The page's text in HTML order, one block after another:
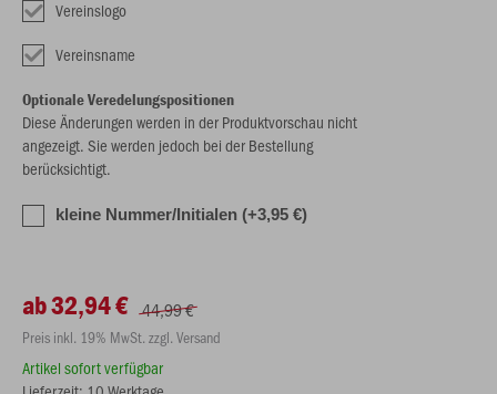
Vereinslogo
Vereinsname
Optionale Veredelungspositionen
Diese Änderungen werden in der Produktvorschau nicht
angezeigt. Sie werden jedoch bei der Bestellung
berücksichtigt.
kleine Nummer/Initialen (+3,95 €)
ab 32,94 € 44,99 €
Preis inkl. 19% MwSt. zzgl. Versand
Artikel sofort verfügbar